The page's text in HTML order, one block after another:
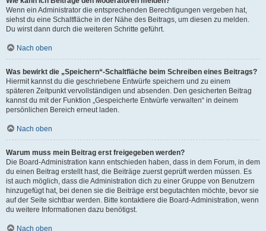
Wenn ein Administrator die entsprechenden Berechtigungen vergeben hat,
siehst du eine Schaltfläche in der Nähe des Beitrags, um diesen zu melden.
Du wirst dann durch die weiteren Schritte geführt.
Nach oben
Was bewirkt die „Speichern“-Schaltfläche beim Schreiben eines Beitrags?
Hiermit kannst du die geschriebene Entwürfe speichern und zu einem
späteren Zeitpunkt vervollständigen und absenden. Den gesicherten Beitrag
kannst du mit der Funktion „Gespeicherte Entwürfe verwalten“ in deinem
persönlichen Bereich erneut laden.
Nach oben
Warum muss mein Beitrag erst freigegeben werden?
Die Board-Administration kann entschieden haben, dass in dem Forum, in dem
du einen Beitrag erstellt hast, die Beiträge zuerst geprüft werden müssen. Es
ist auch möglich, dass die Administration dich zu einer Gruppe von Benutzern
hinzugefügt hat, bei denen sie die Beiträge erst begutachten möchte, bevor sie
auf der Seite sichtbar werden. Bitte kontaktiere die Board-Administration, wenn
du weitere Informationen dazu benötigst.
Nach oben